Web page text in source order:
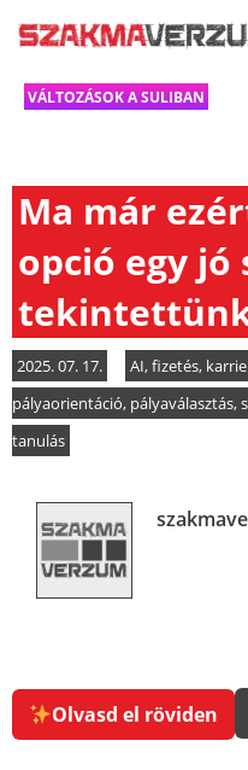
VÁLTOZÁSOK A SULIBAN
Ma már
opció egy jó
2025. 07. 17. AI,fizetés,
pályaorientáció, pályaválasztás,
tanulás
Olvasd el röviden